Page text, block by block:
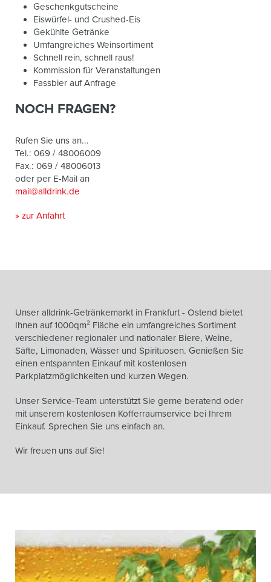
Geschenkgutscheine
Eiswürfel- und Crushed-Eis
Gekühlte Getränke
Umfangreiches Weinsortiment
Schnell rein, schnell raus!
Kommission für Veranstaltungen
Fassbier auf Anfrage
NOCH FRAGEN?
Rufen Sie uns an...
Tel.: 069 / 48006009
Fax.: 069 / 48006013
oder per E-Mail an
mail@alldrink.de
» zur Anfahrt
Unser alldrink-Getränkemarkt in Frankfurt - Ostend bietet
Ihnen auf 1000qm² Fläche ein umfangreiches Sortiment
verschiedener regionaler und nationaler Biere, Weine,
Säfte, Limonaden, Wässer und Spirituosen. Genießen Sie
einen entspannten Einkauf mit kostenlosen
Parkplatzmöglichkeiten und kurzen Wegen.
Unser Service-Team unterstützt Sie gerne beratend oder
mit unserem kostenlosen Kofferraumservice bei Ihrem
Einkauf. Sprechen Sie uns einfach an.
Wir freuen uns auf Sie!